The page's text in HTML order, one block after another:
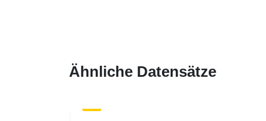
Ähnliche Datensätze